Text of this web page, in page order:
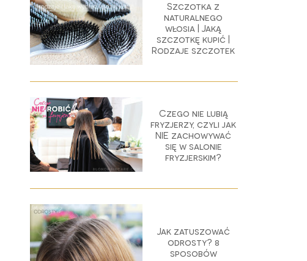
Szczotka z
naturalnego
włosia | Jaką
szczotkę kupić |
Rodzaje szczotek
Czego nie lubią
fryzjerzy, czyli jak
NIE zachowywać
się w salonie
fryzjerskim?
Jak zatuszować
odrosty? 8
sposobów